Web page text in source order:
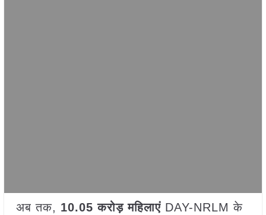
अब तक, 10.05करोड़ महिलाएंDAY-NRLM के